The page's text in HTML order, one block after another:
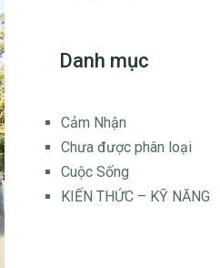
Danh mục
Cảm Nhận
Chưa được phân loại
Cuộc Sống
KIẾN THỨC – KỸ NĂNG